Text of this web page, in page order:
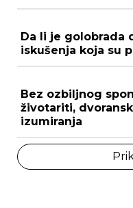
Da li je golobrada
iskušenja koja su
Bez ozbiljnog
životariti,
izumiranja